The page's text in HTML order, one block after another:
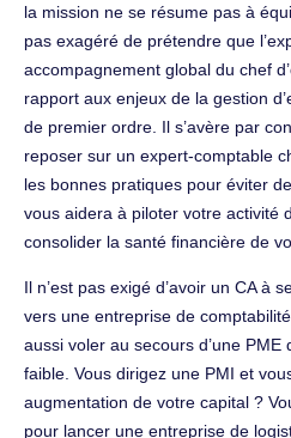
la mission ne se résume pas à
pas exagéré de prétendre que
accompagnement global du chef
rapport aux enjeux de la gestion
de premier ordre. Il s’avère par
reposer sur un expert-comptable
les bonnes pratiques pour éviter
vous aidera à piloter votre activité
consolider la santé financière de
Il n’est pas exigé d’avoir un CA à
vers une entreprise de
aussi voler au secours d’une
faible. Vous dirigez une PMI et
augmentation de votre capital ?
pour lancer une entreprise de